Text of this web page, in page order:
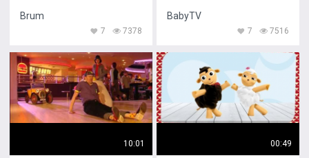
Brum
7378
7
BabyTV
7516
7
10:01 00:49